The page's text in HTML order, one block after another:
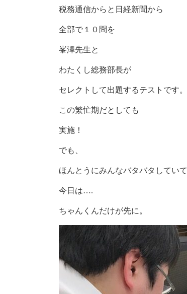
税務通信からと日経新聞から
全部で１０問を
峯澤先生と
わたくし総務部長が
セレクトして出題するテストです。
この繁忙期だとしても
実施！
でも、
ほんとうにみんなバタバタしていて
今日は….
ちゃんくんだけが先に。